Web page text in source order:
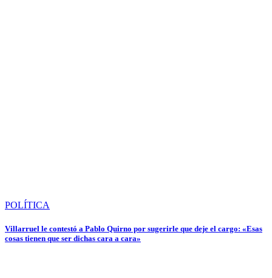
POLÍTICA
Villarruel le contestó a Pablo Quirno por sugerirle que deje el cargo: «Esas
cosas tienen que ser dichas cara a cara»